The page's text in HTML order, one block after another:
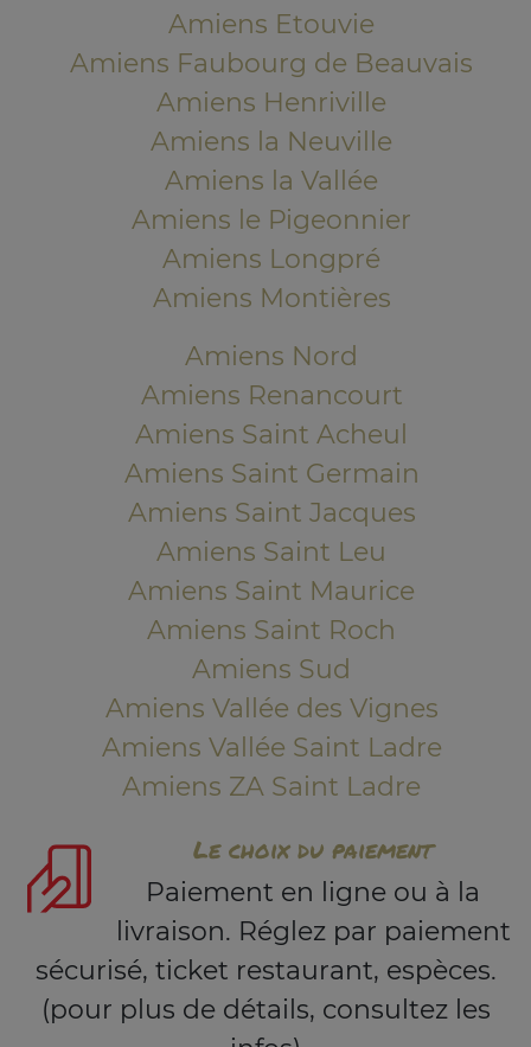
Amiens Etouvie
Amiens Faubourg de Beauvais
Amiens Henriville
Amiens la Neuville
Amiens la Vallée
Amiens le Pigeonnier
Amiens Longpré
Amiens Montières
Amiens Nord
Amiens Renancourt
Amiens Saint Acheul
Amiens Saint Germain
Amiens Saint Jacques
Amiens Saint Leu
Amiens Saint Maurice
Amiens Saint Roch
Amiens Sud
Amiens Vallée des Vignes
Amiens Vallée Saint Ladre
Amiens ZA Saint Ladre
Le choix du paiement
Paiement en ligne ou à la
livraison. Réglez par paiement
sécurisé, ticket restaurant, espèces.
(pour plus de détails, consultez les